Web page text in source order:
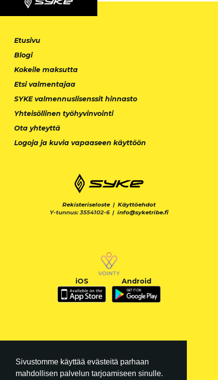
Sivustomme käyttää evästeitä parhaan
mahdollisen palvelun tarjoamiseen sinulle.
Etusivu
Blogi
Kokeile maksutta
Etsi valmentajaa
SYKE valmennuslisenssit hinnasto
Yhteisöllinen työhyvinvointi
Ota yhteyttä
Logoja ja kuvia vapaaseen käyttöön
Rekisteriseloste | Käyttöehdot
Y-tunnus: 3554102-6 | info@syketribe.fi
iOS Android